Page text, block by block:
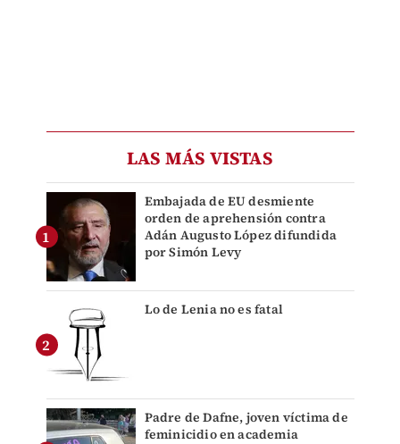
LAS MÁS VISTAS
Embajada de EU desmiente
orden de aprehensión contra
Adán Augusto López difundida
por Simón Levy
Lo de Lenia no es fatal
Padre de Dafne, joven víctima de
feminicidio en academia